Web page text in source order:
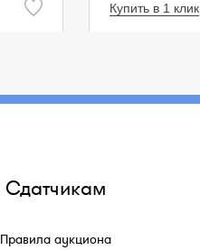
Купить в 1 клик
Сдатчикам
Правила аукциона